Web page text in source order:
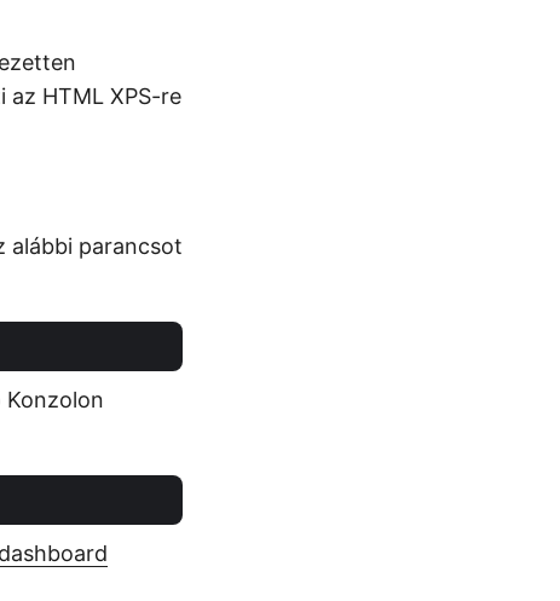
az HTML XPS-re
alábbi parancsot
Konzolon